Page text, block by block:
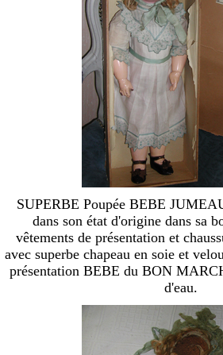
SUPERBE Poupée BEBE
dans son état d'origine dans sa
vêtements de présentation et
avec superbe chapeau en soie et
présentation BEBE du BON
d'eau.